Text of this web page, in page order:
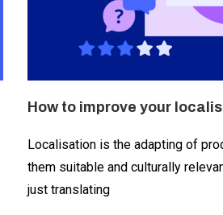
How to improve your
Localisation is the adapting of
them suitable and culturally
just translating